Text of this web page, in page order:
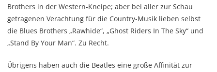
Brothers in der Western-Kneipe; aber bei aller zur Schau
getragenen Verachtung für die Country-Musik lieben selbst
die Blues Brothers „Rawhide“, „Ghost Riders In The Sky“ und
„Stand By Your Man“. Zu Recht.
Übrigens haben auch die Beatles eine große Affinität zur